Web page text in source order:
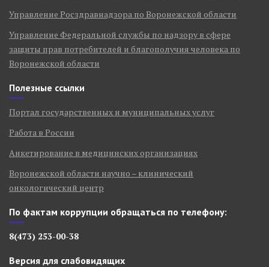
Управление Росздравнадзора по Воронежской области
Управление Федеральной службы по надзору в сфере
защиты прав потребителей и благополучия человека по
Воронежской области
Полезные ссылки
Портал государственных и муниципальных услуг
Работа в России
Анкетирование в медицинских организациях
Воронежской области научно – клинический
онкологический центр
По фактам коррупции обращаться по телефону:
8(473) 253-00-38
Версия для слабовидящих